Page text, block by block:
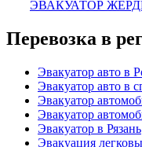
ЭВАКУАТОР
Перевозка в
Эвакуатор авто в
Эвакуатор авто в
Эвакуатор
Эвакуатор
Эвакуатор в Рязань
Эвакуация